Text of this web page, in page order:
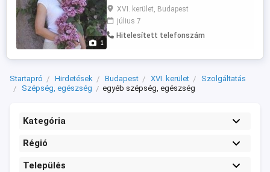
1
egészséges életmódra nevelést, és a
betegségek testreszabott hatékony
kezelését. Ennek érdekében többféle
terápiás alternatívát ajánlok, melyekkel
hathatós segítséget tudok nyújtani. Milyen
XVI. kerület, Budapest
július 7
Hitelesített telefonszám
Startapró Hirdetések Budapest XVI. kerület
Szolgáltatás
Szépség, egészség
egyéb szépség, egészség
Kategória
Régió
Település